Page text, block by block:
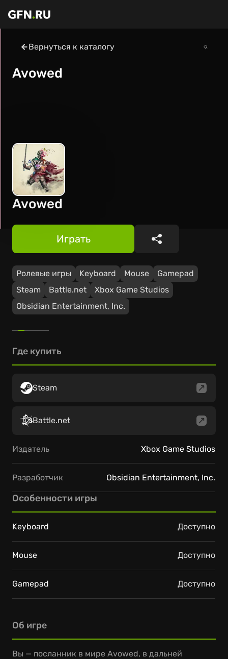
Вернуться к каталогу
Avowed
Avowed
Ролевые игры Keyboard Mouse
Gamepad
Steam
Battle.net
Xbox Game Studios
Obsidian Entertainment, Inc.
Играть Поделиться
Об игре
Вы — посланник в мире Avowed, в дальней
Где купить
Steam
Battle.net
Издатель Xbox Game Studios
Разработчик Obsidian Entertainment, Inc.
Особенности игры
Keyboard Доступно
Mouse Доступно
Gamepad Доступно